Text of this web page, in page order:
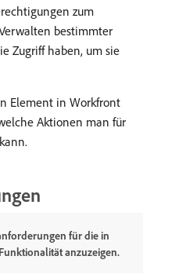
zum
bestimmter
Zugriff haben, um sie
Element in Workfront
Aktionen man für
für die in
anzuzeigen.